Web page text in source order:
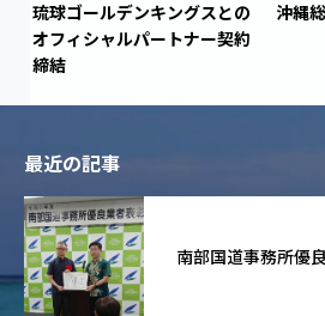
琉球ゴールデンキングスとの
オフィシャルパートナー契約
締結
沖縄
最近の記事
南部国道事務所優